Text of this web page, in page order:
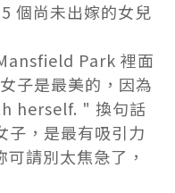
個尚未出嫁的女兒
Park 裡面
子是最美的，因為
herself. " 換句話
子，是最有吸引力
請別太焦急了，